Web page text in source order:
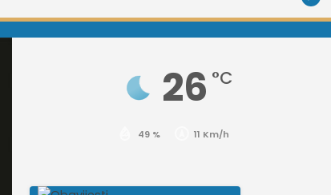
26 °C
49 % 11 Km/h